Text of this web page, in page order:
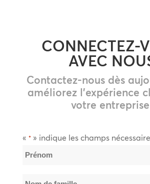
CONNECTEZ-
AVEC
Contactez-nous dès
améliorez l’expérience
votre
« *» indique les champs
Nom
Prénom